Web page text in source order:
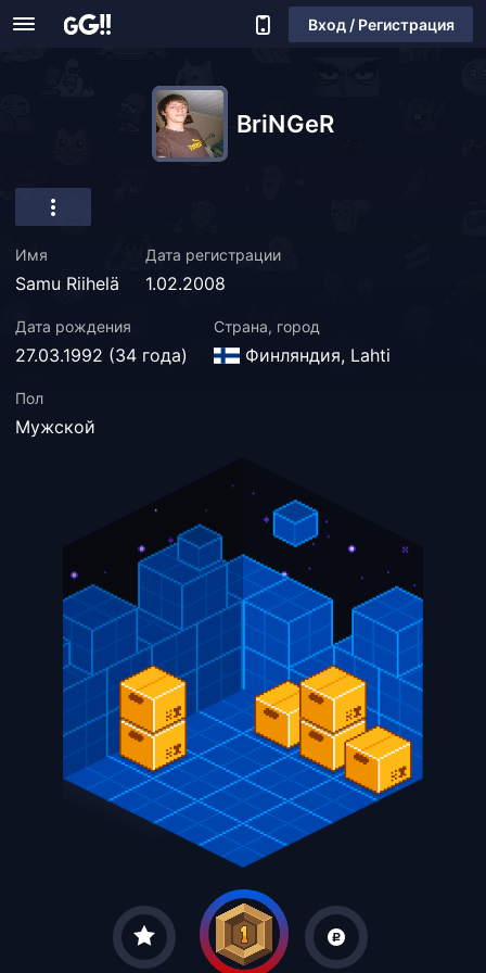
Вход / Регистрация
BriNGeR
Имя
Samu Riihelä
Дата регистрации
1.02.2008
Дата рождения
27.03.1992 (34 года)
Страна, город
Финляндия, Lahti
Пол
Мужской